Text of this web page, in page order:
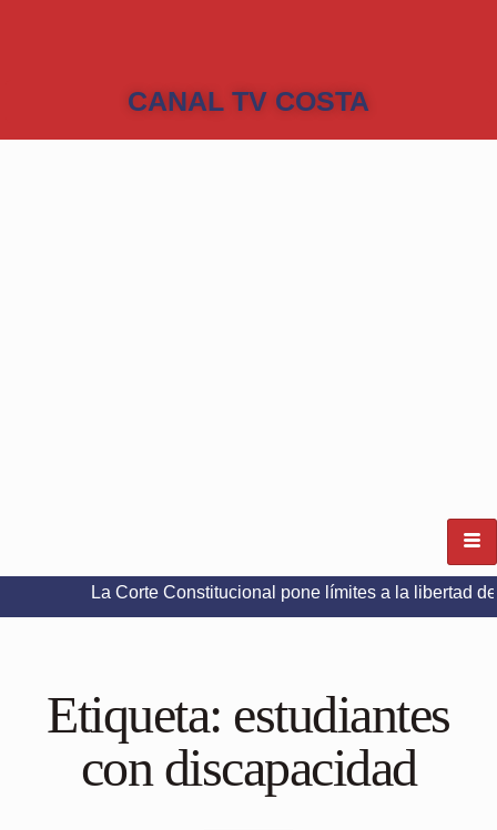
CANAL TV COSTA
La Corte Constitucional pone límites a la libertad de
Etiqueta: estudiantes
con discapacidad